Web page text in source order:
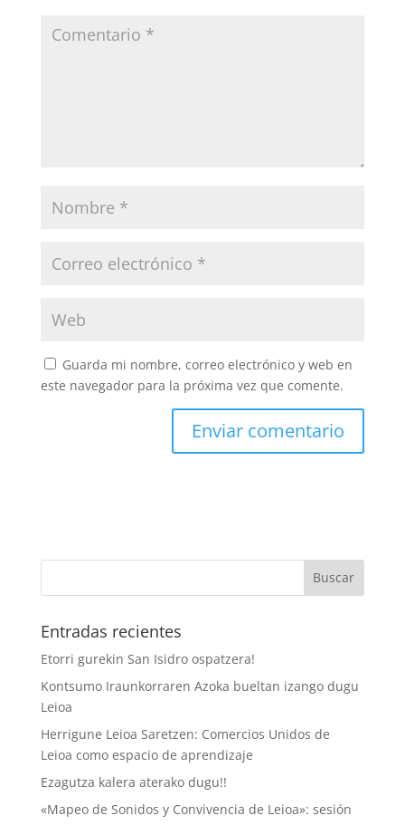
Guarda mi nombre, correo electrónico y web en
este navegador para la próxima vez que comente.
Entradas recientes
Etorri gurekin San Isidro ospatzera!
Kontsumo Iraunkorraren Azoka bueltan izango dugu
Leioa
Herrigune Leioa Saretzen: Comercios Unidos de
Leioa como espacio de aprendizaje
Ezagutza kalera aterako dugu!!
«Mapeo de Sonidos y Convivencia de Leioa»: sesión